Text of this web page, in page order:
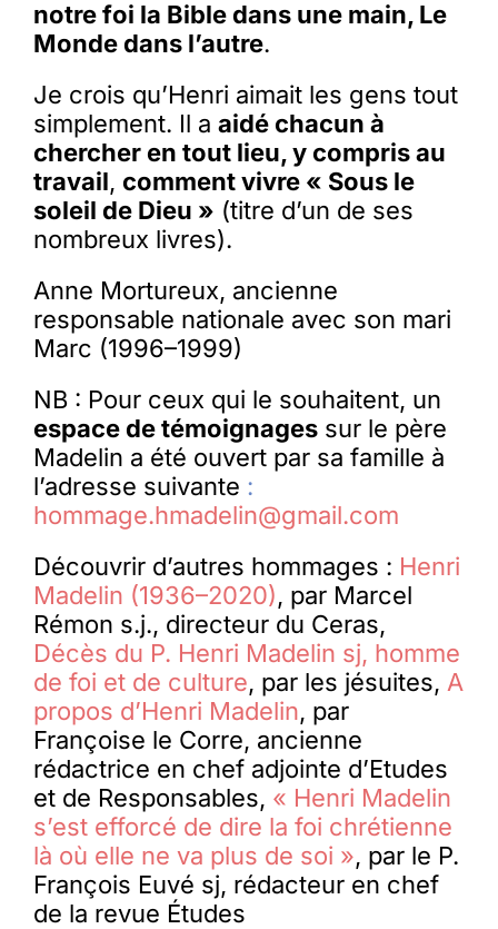
notre foi la Bible dans une main, Le
Monde dans l’autre.
Je crois qu’Henri aimait les gens tout
simplement. Il a aidé chacun à
chercher en tout lieu, y compris au
travail, comment vivre « Sous le
soleil de Dieu » (titre d’un de ses
nombreux livres).
Anne Mortureux, ancienne
responsable nationale avec son mari
Marc (1996–1999)
NB : Pour ceux qui le souhaitent, un
espace de témoignagessur le père
Madelin a été ouvert par sa famille à
l’adresse suivante :
hommage.hmadelin@gmail.com
Découvrir d’autres hommages : Henri
Madelin (1936–2020), par Marcel
Rémon s.j., directeur du Ceras,
Décès du P. Henri Madelin sj, homme
de foi et de culture, par les jésuites, A
propos d’Henri Madelin, par
Françoise le Corre, ancienne
rédactrice en chef adjointe d’Etudes
et de Responsables, « Henri Madelin
s’est efforcé de dire la foi chrétienne
là où elle ne va plus de soi », par le P.
François Euvé sj, rédacteur en chef
de la revue Études